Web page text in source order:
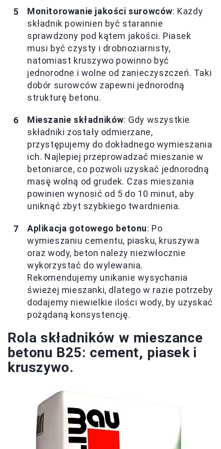
Monitorowanie jakości surowców: Każdy
składnik powinien być starannie
sprawdzony pod kątem jakości. Piasek
musi być czysty i drobnoziarnisty,
natomiast kruszywo powinno być
jednorodne i wolne od zanieczyszczeń. Taki
dobór surowców zapewni jednorodną
strukturę betonu.
Mieszanie składników: Gdy wszystkie
składniki zostały odmierzane,
przystępujemy do dokładnego wymieszania
ich. Najlepiej przeprowadzać mieszanie w
betoniarce, co pozwoli uzyskać jednorodną
masę wolną od grudek. Czas mieszania
powinien wynosić od 5 do 10 minut, aby
uniknąć zbyt szybkiego twardnienia.
Aplikacja gotowego betonu: Po
wymieszaniu cementu, piasku, kruszywa
oraz wody, beton należy niezwłocznie
wykorzystać do wylewania.
Rekomendujemy unikanie wysychania
świeżej mieszanki, dlatego w razie potrzeby
dodajemy niewielkie ilości wody, by uzyskać
pożądaną konsystencję.
Rola składników w mieszance
betonu B25: cement, piasek i
kruszywo.